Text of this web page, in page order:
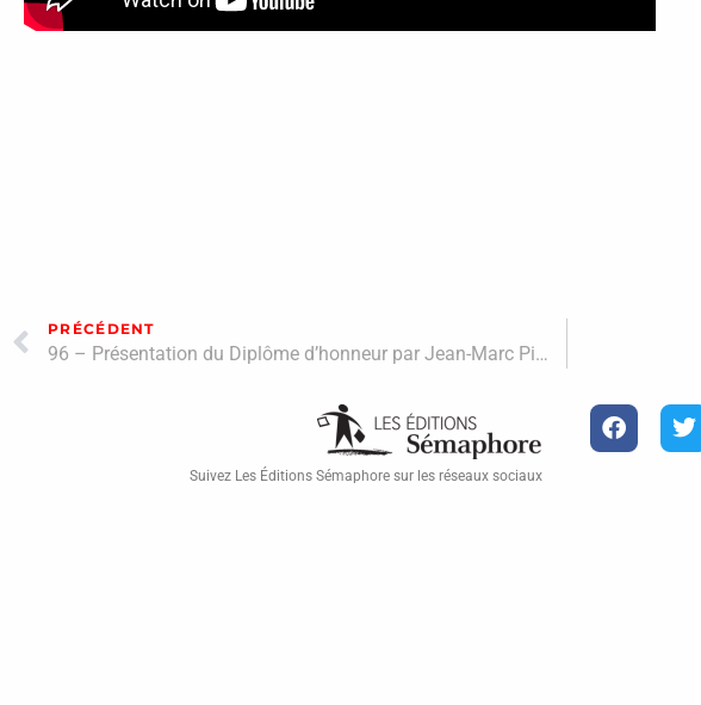
PRÉCÉDENT
96 – Présentation du Diplôme d’honneur par Jean-Marc Piotte, lu par Gaëtan Dostie
Suivez Les Éditions Sémaphore sur les réseaux sociaux